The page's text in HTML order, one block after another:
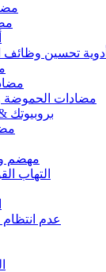
أدوية تحسين وظائف
مضادات الحموضة
بروبيوتك &
مهضم
التهاب
عدم